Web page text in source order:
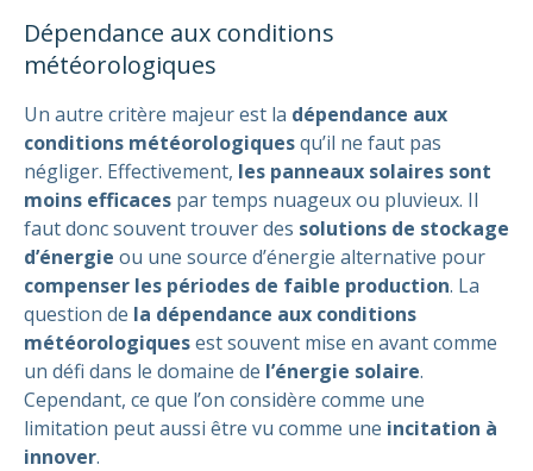
Dépendance aux conditions
météorologiques
Un autre critère majeur est la dépendance aux
conditions météorologiquesqu’il ne faut pas
négliger. Effectivement, les panneaux solaires sont
moins efficaces par temps nuageux ou pluvieux. Il
faut donc souvent trouver des solutions de stockage
d’énergie ou une source d’énergie alternative pour
compenser les périodes de faible production. La
question de la dépendance aux conditions
météorologiquesest souvent mise en avant comme
un défi dans le domaine de l’énergie solaire.
Cependant, ce que l’on considère comme une
limitation peut aussi être vu comme une incitation à
innover.